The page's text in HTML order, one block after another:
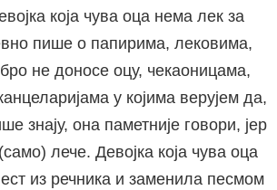
која чува оца нема лек за
пише о папирима, лековима,
не доносе оцу, чекаоницама,
у којима верујем да,
знају, она паметније говори, јер
лече. Девојка која чува оца
из речника и заменила песмом